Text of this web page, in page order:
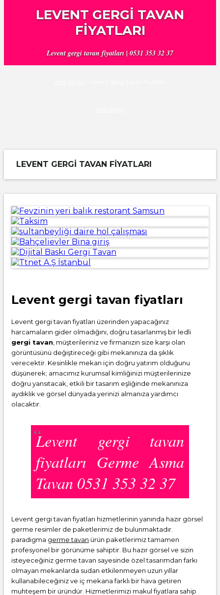
LEVENT GERGI TAVAN
FIYATLARI
Levent gergi tavan fiyatları | 0531 353 32 37
LEVENT GERGI TAVAN FIYATLARI
Levent gergi tavan fiyatları
Levent gergi tavan fiyatları üzerinden yapacağınız
harcamaların gider olmadığını, doğru tasarlanmış bir ledli
gergi tavan , müşterileriniz ve firmanızın size karşı olan
görüntüsünü değiştireceği gibi mekanınıza da şıklık
verecektir. Kesinlikle mekan için doğru yatırım olduğunu
düşünerek; amacımız kurumsal kimliğinizi müşterilerinize
doğru yansıtacak, etkili bir tasarım eşliğinde mekanınıza
aydıklık ve görsel dünyada yerinizi almanıza yardımcı
olacaktır.
Levent gergi tavan
fiyatları Germe Asma
Tavan 0531 353 32 37
Levent gergi tavan fiyatları hizmetlerinin yanında hazır görsel
germe resimler de paketlerimiz de bulunmaktadır.
paradigma germe tavan ürün paketlerimiz tamamen
profesyonel bir görünüme sahiptir. Bu hazır görsel ve sizin
isteyeceğiniz germe tavan sayesinde özel tasarımdan farkı
olmayan mekanlarda sudan etkilenmeyen uzun yıllar
kullanabileceğiniz ve iç mekana farklı bir hava getiren
muhteşem bir üründür. Hizmetlerimizi makul fiyatlara sahip